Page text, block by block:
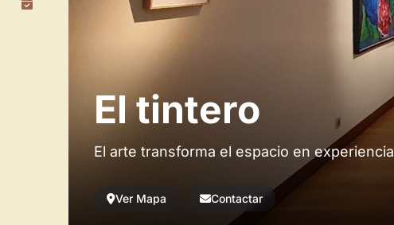
El tintero
El arte transforma el espacio en
Ver Mapa Contactar